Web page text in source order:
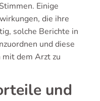
Einige
die ihre
solche Berichte in
und diese
mit dem Arzt zu
und